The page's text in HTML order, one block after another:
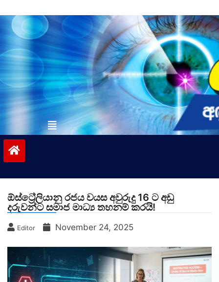
to
contentvinivida.lk
ඕස්ට්‍රේලියානු රජය වයස අවුරුදු 16 ට අඩු
දරුවන්ට සමාජ මාධ්‍ය තහනම් කරයි!
Editor November 24, 2025